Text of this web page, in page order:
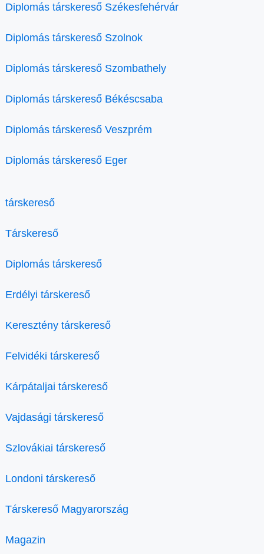
Diplomás társkereső Székesfehérvár
Diplomás társkereső Szolnok
Diplomás társkereső Szombathely
Diplomás társkereső Békéscsaba
Diplomás társkereső Veszprém
Diplomás társkereső Eger
társkereső
Társkereső
Diplomás társkereső
Erdélyi társkereső
Keresztény társkereső
Felvidéki társkereső
Kárpátaljai társkereső
Vajdasági társkereső
Szlovákiai társkereső
Londoni társkereső
Társkereső Magyarország
Magazin